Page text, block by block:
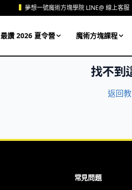
夢想一號魔術方塊學院 LINE@ 線上客服
最讚 2026 夏令營 魔術方塊課程
找不到
返回
常見問題